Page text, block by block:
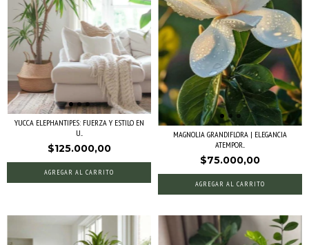
YUCCA ELEPHANTIPES: FUERZA Y ESTILO EN
U...
$125.000,00
AGREGAR AL CARRITO
MAGNOLIA GRANDIFLORA | ELEGANCIA
ATEMPOR...
$75.000,00
AGREGAR AL CARRITO